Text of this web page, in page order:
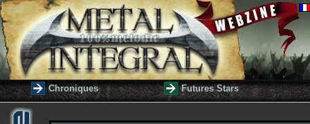
Chroniques Futures Stars